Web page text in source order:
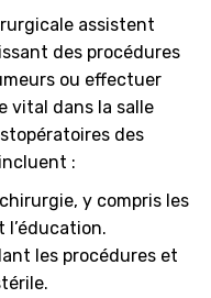
assistent
des procédures
ou effectuer
vital dans la salle
des
:
y compris les
l’éducation.
les procédures et